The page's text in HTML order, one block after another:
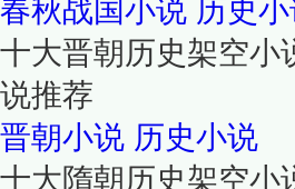
春秋战国小说 历史
十大晋朝历史架空小
说推荐
晋朝小说 历史小说
十大隋朝历史架空小